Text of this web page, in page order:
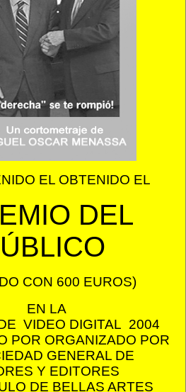
EL OBTENIDO EL
DEL
CON 600 EUROS)
EN LA
VIDEO DIGITAL 2004
POR ORGANIZADO POR
GENERAL DE
Y EDITORES
DE BELLAS ARTES